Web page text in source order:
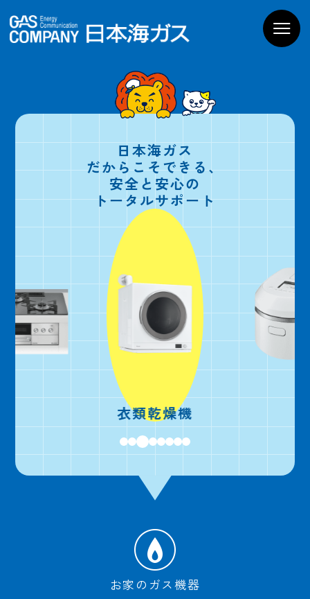
お家のガス機器
商品一覧
WEBでお問い合わせ
電話でお問い合わせ
ショールームPregoを
見学予約
日本海ガス
だからこそできる、
安全と安心の
トータルサポート
衣類乾燥機
お家のガス機器